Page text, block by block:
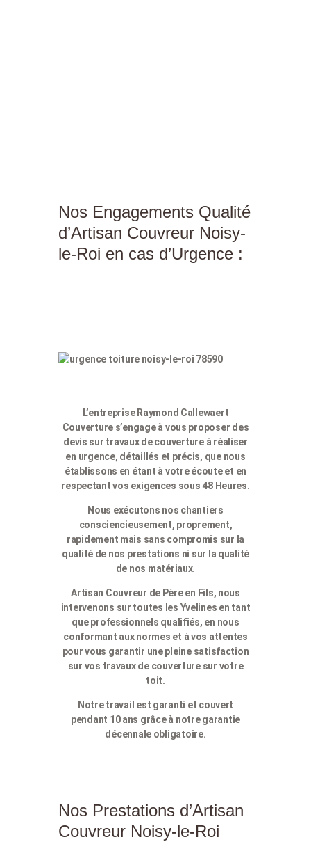
Nos Engagements Qualité
d’Artisan Couvreur Noisy-
le-Roi en cas d’Urgence :
L’entreprise Raymond Callewaert
Couverture s’engage à vous proposer des
devis sur travaux de couverture à réaliser
en urgence, détaillés et précis, que nous
établissons en étant à votre écoute et en
respectant vos exigences sous 48 Heures.
Nous exécutons nos chantiers
consciencieusement, proprement,
rapidement mais sans compromis sur la
qualité de nos prestations ni sur la qualité
de nos matériaux.
Artisan Couvreur de Père en Fils, nous
intervenons sur toutes les Yvelines en tant
que professionnels qualifiés, en nous
conformant aux normes et à vos attentes
pour vous garantir une pleine satisfaction
sur vos travaux de couverture sur votre
toit.
Notre travail est garanti et couvert
pendant 10 ans grâce à notre garantie
décennale obligatoire.
Nos Prestations d’Artisan
Couvreur Noisy-le-Roi